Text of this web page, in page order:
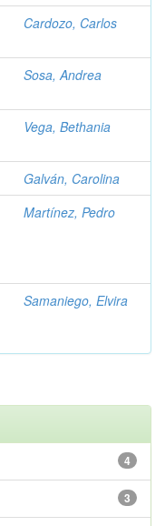
Cardozo, Carlos
Sosa, Andrea
Vega, Bethania
Galván, Carolina
Martínez, Pedro
Samaniego, Elvira
4
3